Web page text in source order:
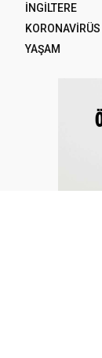
İNGİLTERE
KORONAVİRÜS
YAŞAM